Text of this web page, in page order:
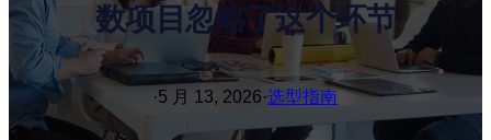
数项目忽略了这个环节
·5 月 13, 2026·选型指南